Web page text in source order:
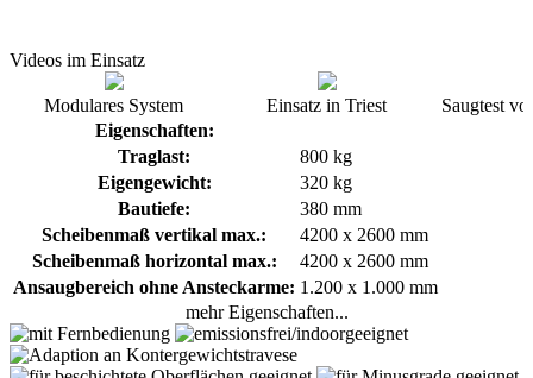
Videos im Einsatz
Modulares System Einsatz in Triest
Saugtest
Eigenschaften:
Traglast:
800 kg
Eigengewicht:
320 kg
Bautiefe:
380 mm
Scheibenmaß vertikal max.:
4200 x 2600 mm
Scheibenmaß horizontal max.:
4200 x 2600 mm
Ansaugbereich ohne Ansteckarme: 1.200 x 1.000 mm
mehr Eigenschaften...